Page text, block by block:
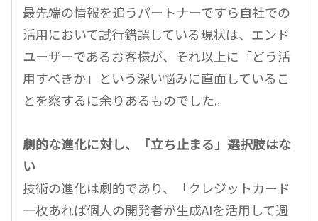
最先端の情報を追うパートナーですら自社での
活用において試行錯誤している現状は、エンド
ユーザーであるお客様が、それ以上に「どう活
用すべきか」という深い悩みに直面しているこ
とを察するに余りあるものでした。
劇的な進化に対し、「立ち止まる」選択肢はな
い
技術の進化は劇的であり、「クレジットカード
一枚あれば個人の開発者が生成AIを活用して週